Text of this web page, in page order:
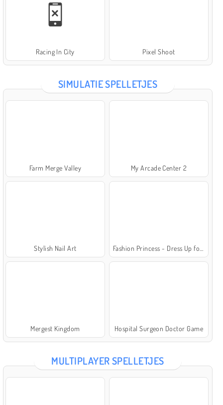
Racing In City Pixel Shoot
SIMULATIE SPELLETJES
Farm Merge Valley My Arcade Center 2
Stylish Nail Art
Mergest Kingdom Hospital Surgeon Doctor Game
MULTIPLAYER SPELLETJES